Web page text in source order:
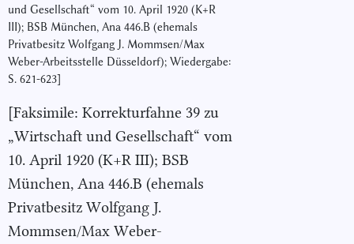
und Gesellschaft“ vom 10. April 1920 (K+R
III); BSB München, Ana 446.B (ehemals
Privatbesitz Wolfgang J. Mommsen/Max
Weber-Arbeitsstelle Düsseldorf); Wiedergabe:
S. 621-623]
[Faksimile: Korrekturfahne 39 zu
„Wirtschaft und Gesellschaft“ vom
10. April 1920 (K+R III); BSB
München, Ana 446.B (ehemals
Privatbesitz Wolfgang J.
Mommsen/Max Weber-